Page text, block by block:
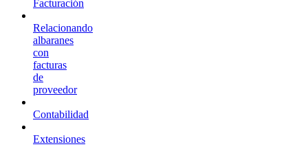
Facturación
Relacionando
albaranes
con
facturas
de
proveedor
Contabilidad
Extensiones